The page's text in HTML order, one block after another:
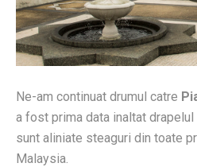
Ne-am continuat drumul catre
a fost prima data inaltat
sunt aliniate steaguri din toate
Malaysia.